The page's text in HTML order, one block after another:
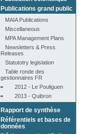
Publications grand public
MAIA Publications
Miscellaneous
MPA Management Plans
Newsletters & Press
Releases
Statutotry legislation
Table ronde des
gestionnaires FR
2012 - Le Pouliguen
2013 - Quibron
Rapport de synthèse
Référentiels et bases de
données